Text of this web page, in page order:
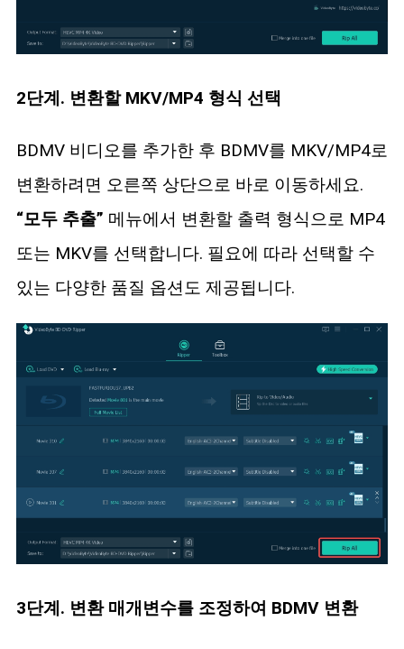
2단계. 변환할 MKV/MP4 형식 선택
BDMV 비디오를 추가한 후 BDMV를 MKV/MP4로
변환하려면 오른쪽 상단으로 바로 이동하세요.
“모두 추출” 메뉴에서 변환할 출력 형식으로 MP4
또는 MKV를 선택합니다. 필요에 따라 선택할 수
있는 다양한 품질 옵션도 제공됩니다.
3단계. 변환 매개변수를 조정하여 BDMV 변환